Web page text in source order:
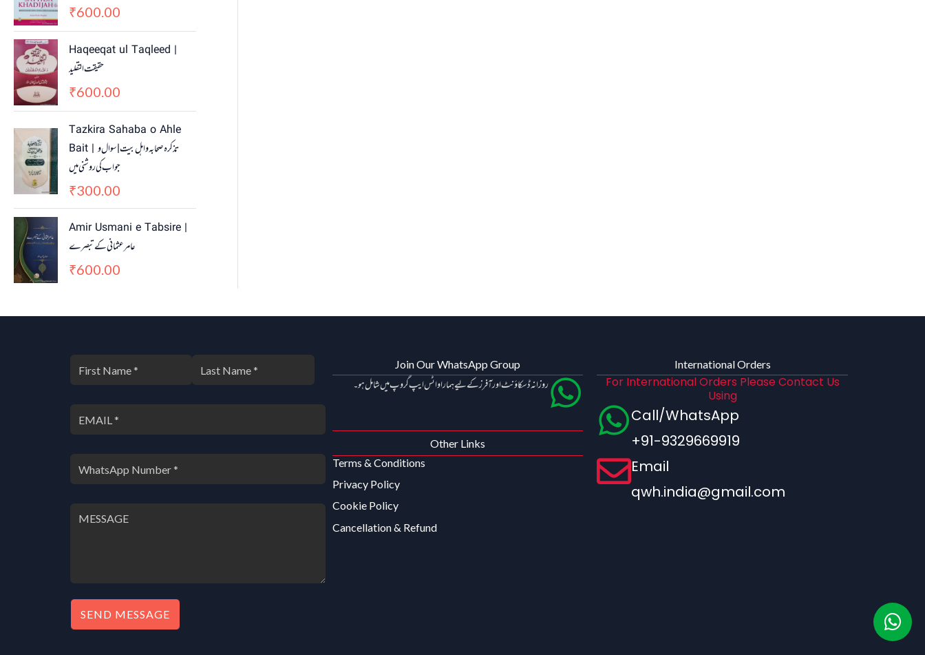
₹600.00
Haqeeqat ul Taqleed |
حقیقت التقلید
₹600.00
Tazkira Sahaba o Ahle
Bait | تذکرہ صحابہ واہل بیت | سوال و
جواب کی روشنی میں
₹300.00
Amir Usmani e Tabsire |
عامر عثمانی کے تبصرے
₹600.00
SEND MESSAGE
Join Our WhatsApp Group
روزانہ ڈسکاؤنٹ اور آفرز کے لیے ہمارا واٹس ایپ گروپ میں شامل ہو۔
Other Links
Terms & Conditions
Privacy Policy
Cookie Policy
Cancellation & Refund
International Orders
For International Orders Please Contact Us
Using
Call/WhatsApp
+91-9329669919
Email
qwh.india@gmail.com